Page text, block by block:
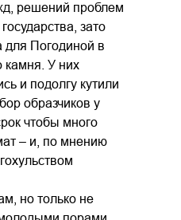
решений проблем
зато
для Погодиной в
камня. У них
и подолгу кутили
образчиков у
чтобы много
– и, по мнению
но только не